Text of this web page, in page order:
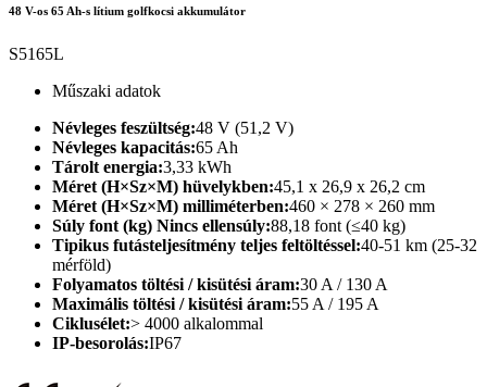
48 V-os 65 Ah-s lítium golfkocsi akkumulátor
S5165L
Műszaki adatok
Névleges feszültség:48 V (51,2 V)
Névleges kapacitás:65 Ah
Tárolt energia:3,33 kWh
Méret (H×Sz×M) hüvelykben:45,1 x 26,9 x 26,2 cm
Méret (H×Sz×M) milliméterben:460 × 278 × 260 mm
Súly font (kg) Nincs ellensúly:88,18 font (≤40 kg)
Tipikus futásteljesítmény teljes feltöltéssel:40-51 km (25-32
mérföld)
Folyamatos töltési / kisütési áram:30 A / 130 A
Maximális töltési / kisütési áram:55 A / 195 A
Ciklusélet:> 4000 alkalommal
IP-besorolás:IP67